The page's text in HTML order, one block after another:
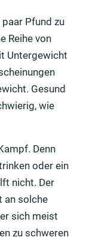
Pfund zu
Reihe von
Untergewicht
Gesund
wie
Denn
oder ein
nicht. Der
an solche
sich meist
zu schweren